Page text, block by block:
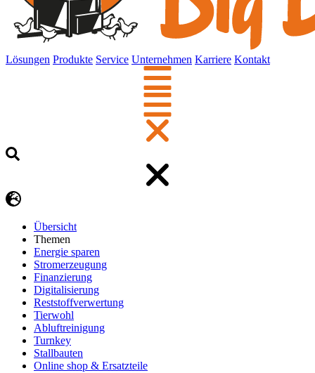
Lösungen Produkte Service Unternehmen Karriere Kontakt
Übersicht
Themen
Energie sparen
Stromerzeugung
Finanzierung
Digitalisierung
Reststoffverwertung
Tierwohl
Abluftreinigung
Turnkey
Stallbauten
Online shop & Ersatzteile